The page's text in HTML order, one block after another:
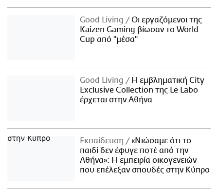
Good Living
Οι εργαζόμενοι της
Kaizen Gaming βίωσαν το World
Cup από "μέσα"
Good Living
Η εμβληματική City
Exclusive Collection της Le Labo
έρχεται στην Αθήνα
Εκπαίδευση
«Νιώσαμε ότι το
παιδί δεν έφυγε ποτέ από την
Αθήνα»: Η εμπειρία οικογενειών
που επέλεξαν σπουδές στην Κύπρο